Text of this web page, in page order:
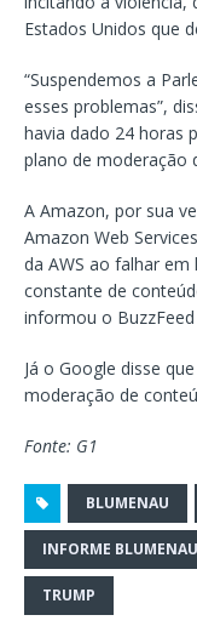
Estados Unidos que
“Suspendemos a
esses problemas”,
havia dado 24 horas
plano de moderação
A Amazon, por sua
Amazon Web
da AWS ao falhar
constante de
informou o
Já o Google disse
moderação de
Fonte: G1
BLUMENAU
INFORME BLUMENAU
TRUMP